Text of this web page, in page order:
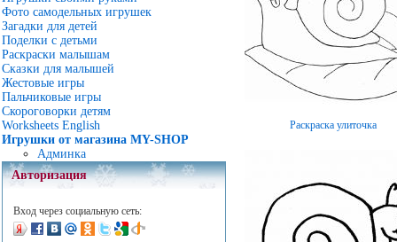
Фото самодельных игрушек
Загадки для детей
Поделки с детьми
Раскраски малышам
Сказки для малышей
Жестовые игры
Пальчиковые игры
Скороговорки детям
Worksheets English
Игрушки от магазина MY-SHOP
Админка
Авторизация
Вход через социальную сеть:
Раскраска улиточка